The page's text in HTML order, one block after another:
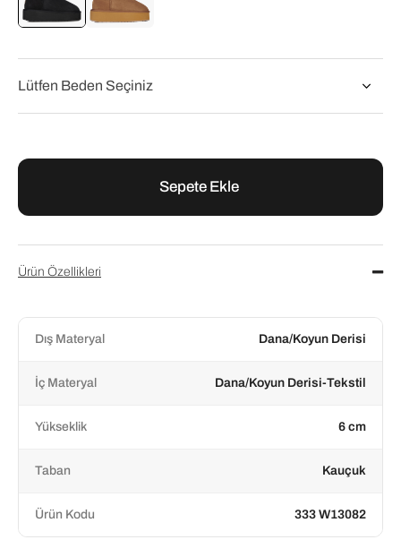
₺9.300,00₺9.300,00
Ürün Özellikleri
Dış Materyal Dana/Koyun Derisi
İç Materyal Dana/Koyun Derisi-Tekstil
Yükseklik 6 cm
Taban Kauçuk
Ürün Kodu 333 W13082